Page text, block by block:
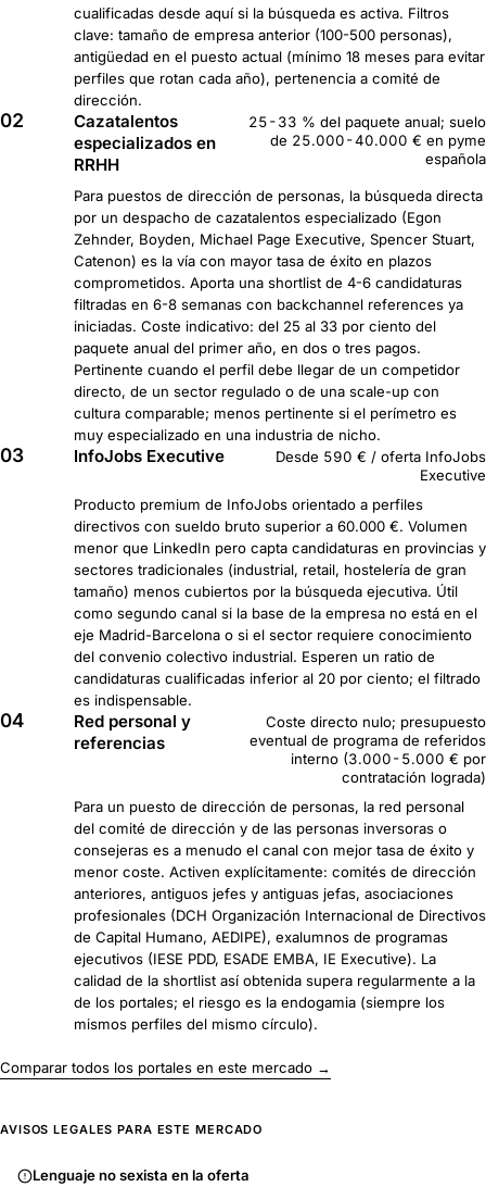
cualificadas desde aquí si la búsqueda es activa. Filtros
clave: tamaño de empresa anterior (100-500 personas),
antigüedad en el puesto actual (mínimo 18 meses para evitar
perfiles que rotan cada año), pertenencia a comité de
dirección.
02
Cazatalentos
especializados en
RRHH
25-33 % del paquete anual; suelo
de 25.000-40.000 € en pyme
española
Para puestos de dirección de personas, la búsqueda directa
por un despacho de cazatalentos especializado (Egon
Zehnder, Boyden, Michael Page Executive, Spencer Stuart,
Catenon) es la vía con mayor tasa de éxito en plazos
comprometidos. Aporta una shortlist de 4-6 candidaturas
filtradas en 6-8 semanas con backchannel references ya
iniciadas. Coste indicativo: del 25 al 33 por ciento del
paquete anual del primer año, en dos o tres pagos.
Pertinente cuando el perfil debe llegar de un competidor
directo, de un sector regulado o de una scale-up con
cultura comparable; menos pertinente si el perímetro es
muy especializado en una industria de nicho.
03 InfoJobs Executive
Desde 590 € / oferta InfoJobs
Executive
Producto premium de InfoJobs orientado a perfiles
directivos con sueldo bruto superior a 60.000 €. Volumen
menor que LinkedIn pero capta candidaturas en provincias y
sectores tradicionales (industrial, retail, hostelería de gran
tamaño) menos cubiertos por la búsqueda ejecutiva. Útil
como segundo canal si la base de la empresa no está en el
eje Madrid-Barcelona o si el sector requiere conocimiento
del convenio colectivo industrial. Esperen un ratio de
candidaturas cualificadas inferior al 20 por ciento; el filtrado
es indispensable.
04
Red personal y
referencias
Coste directo nulo; presupuesto
eventual de programa de referidos
interno (3.000-5.000 € por
contratación lograda)
Para un puesto de dirección de personas, la red personal
del comité de dirección y de las personas inversoras o
consejeras es a menudo el canal con mejor tasa de éxito y
menor coste. Activen explícitamente: comités de dirección
anteriores, antiguos jefes y antiguas jefas, asociaciones
profesionales (DCH Organización Internacional de Directivos
de Capital Humano, AEDIPE), exalumnos de programas
ejecutivos (IESE PDD, ESADE EMBA, IE Executive). La
calidad de la shortlist así obtenida supera regularmente a la
de los portales; el riesgo es la endogamia (siempre los
mismos perfiles del mismo círculo).
Comparar todos los portales en este mercado →
AVISOS LEGALES PARA ESTE MERCADO
Lenguaje no sexista en la oferta